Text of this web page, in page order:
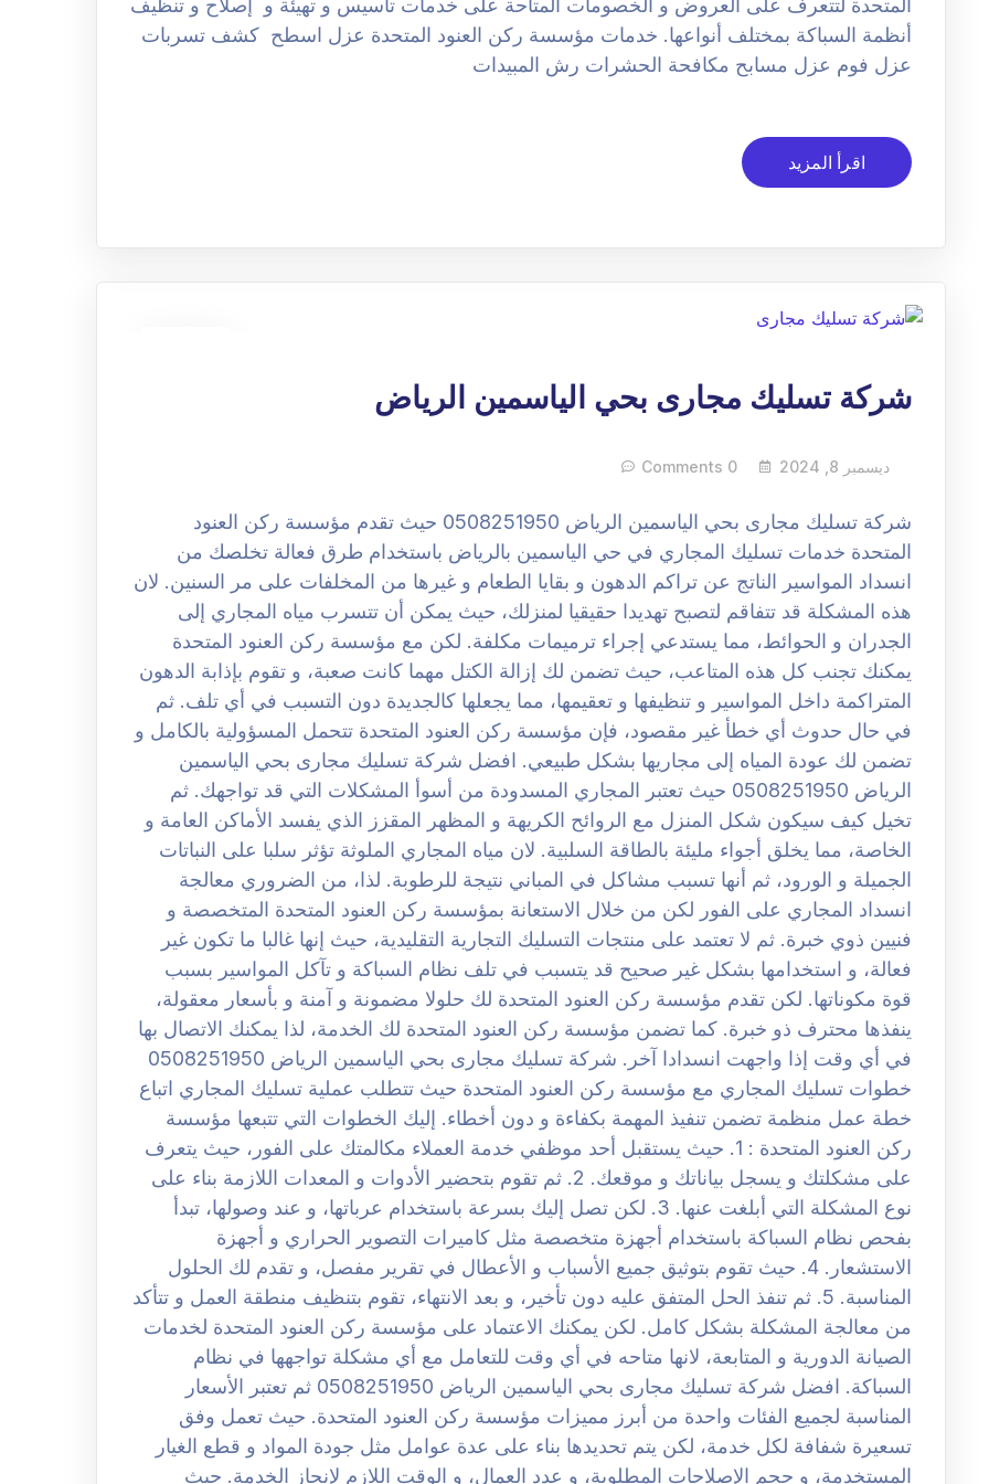
أنظمة السباكة بمختلف أنواعها. خدمات مؤسسة ركن العنود المتحدة عزل اسطح كشف تسربات
عزل فوم عزل مسابح مكافحة الحشرات رش المبيدات
اقرأ المزيد
شركة تسليك مجارى بحي الياسمين الرياض
ديسمبر 8, 2024 0 Comments
شركة تسليك مجارى بحي الياسمين الرياض 0508251950 حيث تقدم مؤسسة ركن العنود
المتحدة خدمات تسليك المجاري في حي الياسمين بالرياض باستخدام طرق فعالة تخلصك من
انسداد المواسير الناتج عن تراكم الدهون و بقايا الطعام و غيرها من المخلفات على مر السنين. لان
هذه المشكلة قد تتفاقم لتصبح تهديدا حقيقيا لمنزلك، حيث يمكن أن تتسرب مياه المجاري إلى
الجدران و الحوائط، مما يستدعي إجراء ترميمات مكلفة. لكن مع مؤسسة ركن العنود المتحدة
يمكنك تجنب كل هذه المتاعب، حيث تضمن لك إزالة الكتل مهما كانت صعبة، و تقوم بإذابة الدهون
المتراكمة داخل المواسير و تنظيفها و تعقيمها، مما يجعلها كالجديدة دون التسبب في أي تلف. ثم
في حال حدوث أي خطأ غير مقصود، فإن مؤسسة ركن العنود المتحدة تتحمل المسؤولية بالكامل و
تضمن لك عودة المياه إلى مجاريها بشكل طبيعي. افضل شركة تسليك مجارى بحي الياسمين
الرياض 0508251950 حيث تعتبر المجاري المسدودة من أسوأ المشكلات التي قد تواجهك. ثم
تخيل كيف سيكون شكل المنزل مع الروائح الكريهة و المظهر المقزز الذي يفسد الأماكن العامة و
الخاصة، مما يخلق أجواء مليئة بالطاقة السلبية. لان مياه المجاري الملوثة تؤثر سلبا على النباتات
الجميلة و الورود، ثم أنها تسبب مشاكل في المباني نتيجة للرطوبة. لذا، من الضروري معالجة
انسداد المجاري على الفور لكن من خلال الاستعانة بمؤسسة ركن العنود المتحدة المتخصصة و
فنيين ذوي خبرة. ثم لا تعتمد على منتجات التسليك التجارية التقليدية، حيث إنها غالبا ما تكون غير
فعالة، و استخدامها بشكل غير صحيح قد يتسبب في تلف نظام السباكة و تآكل المواسير بسبب
قوة مكوناتها. لكن تقدم مؤسسة ركن العنود المتحدة لك حلولا مضمونة و آمنة و بأسعار معقولة،
ينفذها محترف ذو خبرة. كما تضمن مؤسسة ركن العنود المتحدة لك الخدمة، لذا يمكنك الاتصال بها
في أي وقت إذا واجهت انسدادا آخر. شركة تسليك مجارى بحي الياسمين الرياض 0508251950
خطوات تسليك المجاري مع مؤسسة ركن العنود المتحدة حيث تتطلب عملية تسليك المجاري اتباع
خطة عمل منظمة تضمن تنفيذ المهمة بكفاءة و دون أخطاء. إليك الخطوات التي تتبعها مؤسسة
ركن العنود المتحدة : 1. حيث يستقبل أحد موظفي خدمة العملاء مكالمتك على الفور، حيث يتعرف
على مشكلتك و يسجل بياناتك و موقعك. 2. ثم تقوم بتحضير الأدوات و المعدات اللازمة بناء على
نوع المشكلة التي أبلغت عنها. 3. لكن تصل إليك بسرعة باستخدام عرباتها، و عند وصولها، تبدأ
بفحص نظام السباكة باستخدام أجهزة متخصصة مثل كاميرات التصوير الحراري و أجهزة
الاستشعار. 4. حيث تقوم بتوثيق جميع الأسباب و الأعطال في تقرير مفصل، و تقدم لك الحلول
المناسبة. 5. ثم تنفذ الحل المتفق عليه دون تأخير، و بعد الانتهاء، تقوم بتنظيف منطقة العمل و تتأكد
من معالجة المشكلة بشكل كامل. لكن يمكنك الاعتماد على مؤسسة ركن العنود المتحدة لخدمات
الصيانة الدورية و المتابعة، لانها متاحه في أي وقت للتعامل مع أي مشكلة تواجهها في نظام
السباكة. افضل شركة تسليك مجارى بحي الياسمين الرياض 0508251950 ثم تعتبر الأسعار
المناسبة لجميع الفئات واحدة من أبرز مميزات مؤسسة ركن العنود المتحدة. حيث تعمل وفق
تسعيرة شفافة لكل خدمة، لكن يتم تحديدها بناء على عدة عوامل مثل جودة المواد و قطع الغيار
المستخدمة، و حجم الإصلاحات المطلوبة، و عدد العمال، و الوقت اللازم لإنجاز الخدمة. حيث